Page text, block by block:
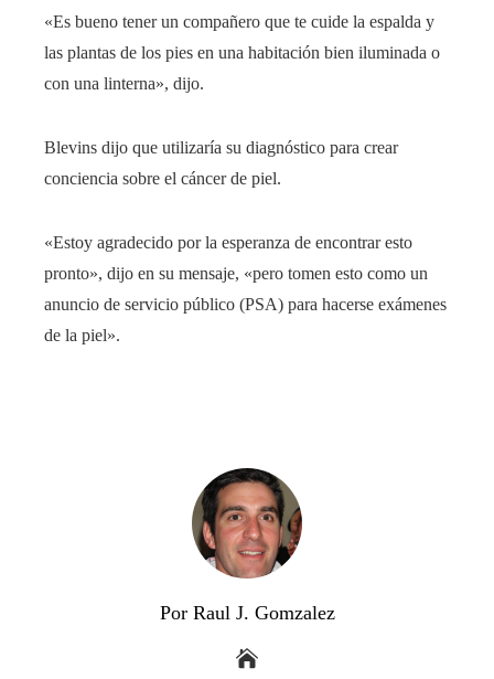
«Es bueno tener un compañero que te cuide la espalda y
las plantas de los pies en una habitación bien iluminada o
con una linterna», dijo.
Blevins dijo que utilizaría su diagnóstico para crear
conciencia sobre el cáncer de piel.
«Estoy agradecido por la esperanza de encontrar esto
pronto», dijo en su mensaje, «pero tomen esto como un
anuncio de servicio público (PSA) para hacerse exámenes
de la piel».
Por Raul J. Gomzalez